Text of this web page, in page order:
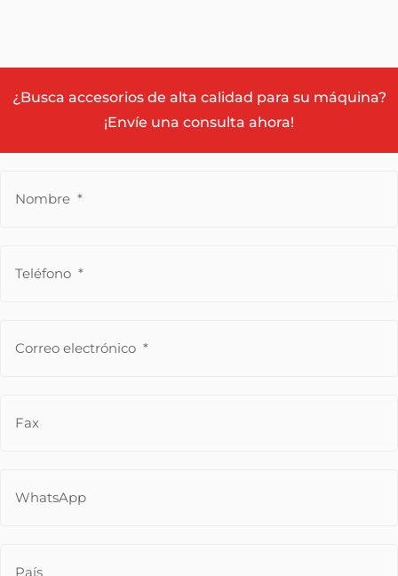
¿Busca accesorios de alta calidad para su máquina?
¡Envíe una consulta ahora!